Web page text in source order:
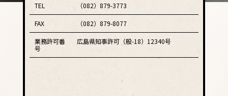
TEL （082）879-3773
FAX （082）879-8077
業務許可番
号
広島県知事許可（般-18）12340号